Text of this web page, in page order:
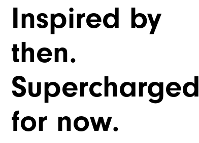
Inspired by
then.
Supercharged
for now.